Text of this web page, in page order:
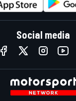
Social media